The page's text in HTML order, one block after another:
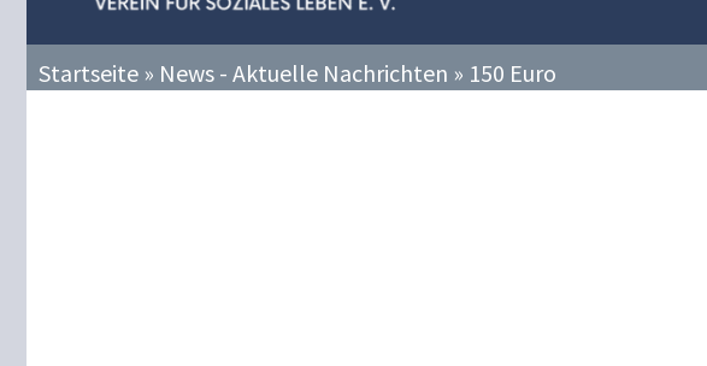
Startseite » News - Aktuelle Nachrichten » 150 Euro